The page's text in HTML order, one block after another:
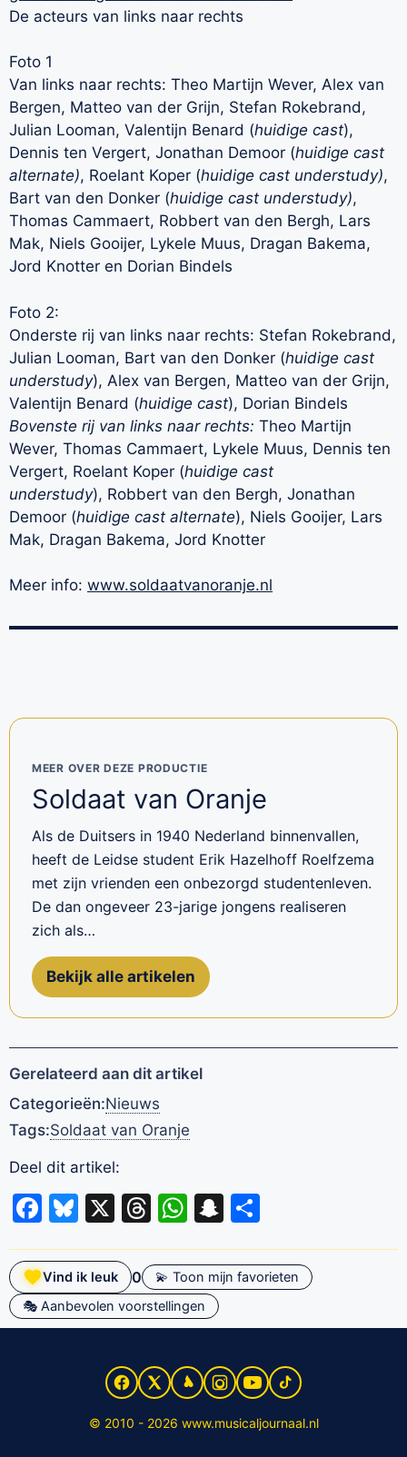
De acteurs van links naar rechts
Foto 1
Van links naar rechts: Theo Martijn Wever, Alex van
Bergen, Matteo van der Grijn, Stefan Rokebrand,
Julian Looman, Valentijn Benard (huidige cast),
Dennis ten Vergert, Jonathan Demoor (huidige cast
alternate), Roelant Koper (huidige cast understudy),
Bart van den Donker (huidige cast understudy),
Thomas Cammaert, Robbert van den Bergh, Lars
Mak, Niels Gooijer, Lykele Muus, Dragan Bakema,
Jord Knotter en Dorian Bindels
Foto 2:
Onderste rij van links naar rechts: Stefan Rokebrand,
Julian Looman, Bart van den Donker (huidige cast
understudy), Alex van Bergen, Matteo van der Grijn,
Valentijn Benard (huidige cast), Dorian Bindels
Bovenste rij van links naar rechts: Theo Martijn
Wever, Thomas Cammaert, Lykele Muus, Dennis ten
Vergert, Roelant Koper (huidige cast
understudy), Robbert van den Bergh, Jonathan
Demoor (huidige cast alternate), Niels Gooijer, Lars
Mak, Dragan Bakema, Jord Knotter
Meer info: www.soldaatvanoranje.nl
MEER OVER DEZE PRODUCTIE
Soldaat van Oranje
Als de Duitsers in 1940 Nederland binnenvallen,
heeft de Leidse student Erik Hazelhoff Roelfzema
met zijn vrienden een onbezorgd studentenleven.
De dan ongeveer 23-jarige jongens realiseren
zich als…
Bekijk alle artikelen
Gerelateerd aan dit artikel
Categorieën:Nieuws
Tags:Soldaat van Oranje
Deel dit artikel:
Facebook
Bluesky
X Threads
WhatsApp
Snapchat
Vind ik leuk 0
💫 Toon mijn favorieten
🎭 Aanbevolen voorstellingen
© 2010 - 2026 www.musicaljournaal.nl